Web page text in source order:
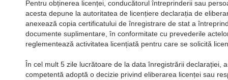
Pentru obținerea licenței, conducătorul întreprinderii sau
acesta depune la autoritatea de licențiere declarația de
anexează copia certificatului de înregistrare de stat a
documente suplimentare, în conformitate cu prevederile
reglementează activitatea licențiată pentru care se solicită
În cel mult 5 zile lucrătoare de la data înregistrării declarației,
competentă adoptă o decizie privind eliberarea licenței sau